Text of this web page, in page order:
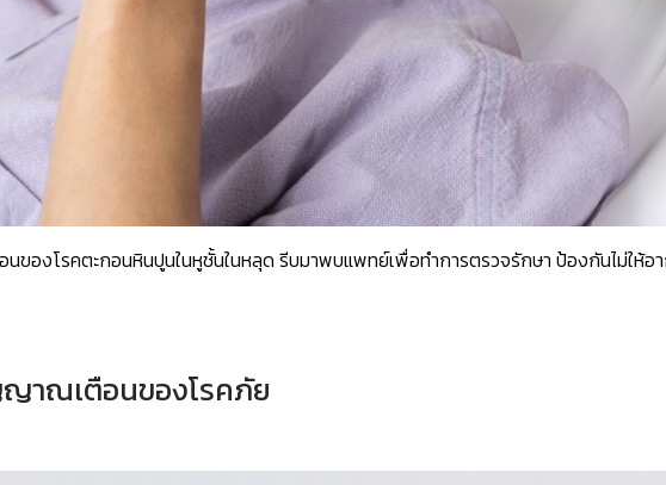
องโรคตะกอนหินปูนในหูชั้นในหลุด รีบมาพบแพทย์เพื่อทำการตรวจรักษา ป้องกันไม่ให้อ
าณเตือนของโรคภัย